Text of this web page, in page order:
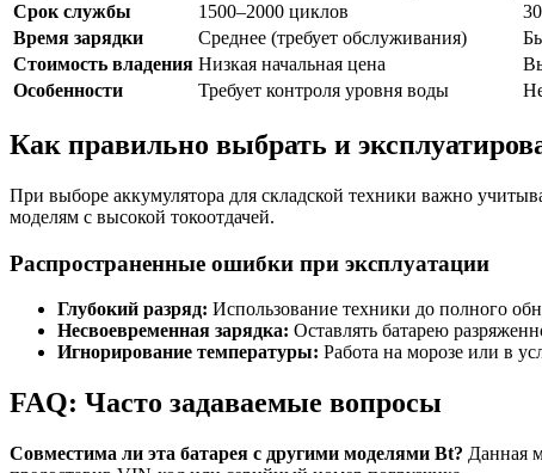
Срок службы
1500–2000 циклов
Время зарядки
Среднее (требует обслуживания)
Стоимость владения Низкая начальная цена
Особенности
Требует контроля уровня воды
Как правильно выбрать и
При выборе аккумулятора для складской техники важно
моделям с высокой токоотдачей.
Распространенные ошибки при эксплуатации
Глубокий разряд: Использование техники до полного
Несвоевременная зарядка: Оставлять батарею
Игнорирование температуры: Работа на морозе или в
FAQ: Часто задаваемые вопросы
Совместима ли эта батарея с другими моделями Bt? Данная